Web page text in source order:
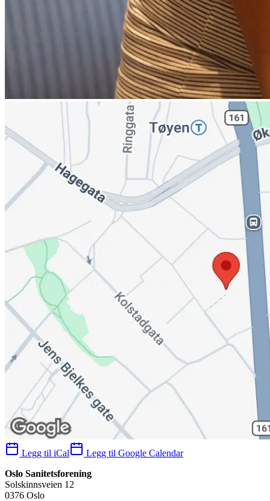
Legg til iCal
Legg til Google Calendar
Oslo Sanitetsforening
Solskinnsveien 12
0376 Oslo